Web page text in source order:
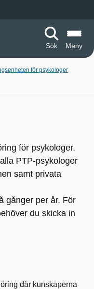
Sök
Meny
för psykologer
för psykologer.
PTP-psykologer
samt privata
gånger per år. För
du skicka in
där kunskaperna